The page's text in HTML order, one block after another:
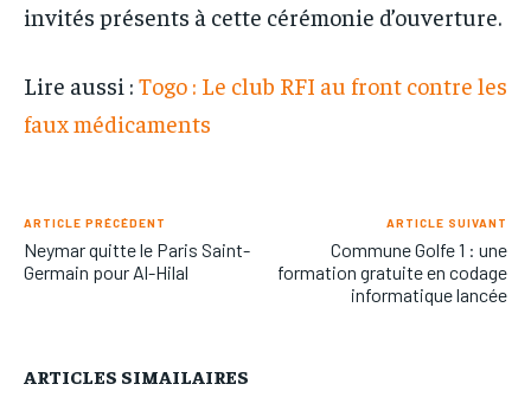
invités présents à cette cérémonie d’ouverture.
Lire aussi : Togo : Le club RFI au front contre les
faux médicaments
ARTICLE PRÉCÉDENT
Neymar quitte le Paris Saint-
Germain pour Al-Hilal
ARTICLE SUIVANT
Commune Golfe 1 : une
formation gratuite en codage
informatique lancée
ARTICLES SIMAILAIRES